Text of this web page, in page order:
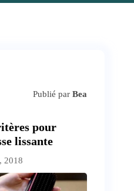
Publié par Bea
pour
lissante
2018